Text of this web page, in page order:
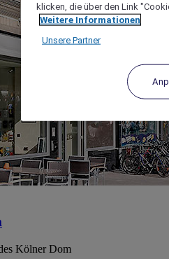
Kölner Dom
klicken, die über den Link
Weitere Informationen
Unsere Partner